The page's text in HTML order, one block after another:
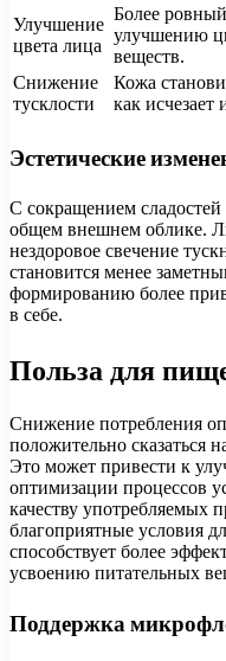
Улучшение
цвета лица
Более
улучшению
веществ.
Снижение
тусклости
Кожа
как исчезает
Эстетические
С сокращением
общем внешнем облике.
нездоровое свечение
становится менее
формированию более
в себе.
Польза для
Снижение потребления
положительно сказаться
Это может привести к
оптимизации процессов
качеству употребляемых
благоприятные условия
способствует более
усвоению питательных
Поддержка